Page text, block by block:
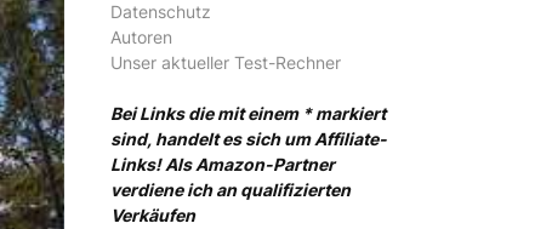
Datenschutz
Autoren
Unser aktueller Test-Rechner
Bei Links die mit einem * markiert
sind, handelt es sich um Affiliate-
Links! Als Amazon-Partner
verdiene ich an qualifizierten
Verkäufen